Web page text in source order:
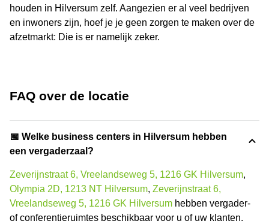
houden in Hilversum zelf. Aangezien er al veel bedrijven
en inwoners zijn, hoef je je geen zorgen te maken over de
afzetmarkt: Die is er namelijk zeker.
FAQ over de locatie
📅 Welke business centers in Hilversum hebben
een vergaderzaal?
Zeverijnstraat 6, Vreelandseweg 5, 1216 GK Hilversum,
Olympia 2D, 1213 NT Hilversum, Zeverijnstraat 6,
Vreelandseweg 5, 1216 GK Hilversum hebben vergader-
of conferentieruimtes beschikbaar voor u of uw klanten.